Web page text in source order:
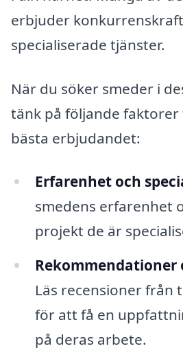
erbjuder
specialiserade tjänster.
När du söker smeder i
tänk på följande
bästa erbjudandet:
Erfarenhet och
smedens erfarenhet
projekt de är
Rekommendationer
Läs recensioner från
för att få en
på deras arbete.